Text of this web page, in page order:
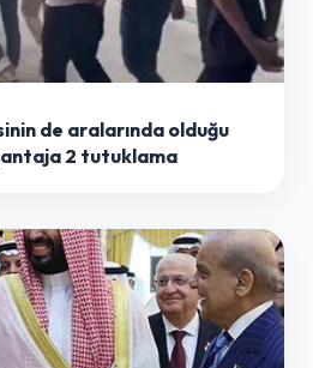
de aralarında olduğu
2 tutuklama